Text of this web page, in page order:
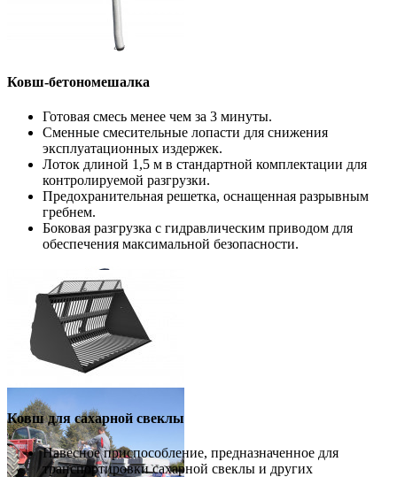
Ковш-бетономешалка
Готовая смесь менее чем за 3 минуты.
Сменные смесительные лопасти для снижения
эксплуатационных издержек.
Лоток длиной 1,5 м в стандартной комплектации для
контролируемой разгрузки.
Предохранительная решетка, оснащенная разрывным
гребнем.
Боковая разгрузка с гидравлическим приводом для
обеспечения максимальной безопасности.
Ковш для сахарной свеклы
Навесное приспособление, предназначенное для
транспортировки сахарной свеклы и других